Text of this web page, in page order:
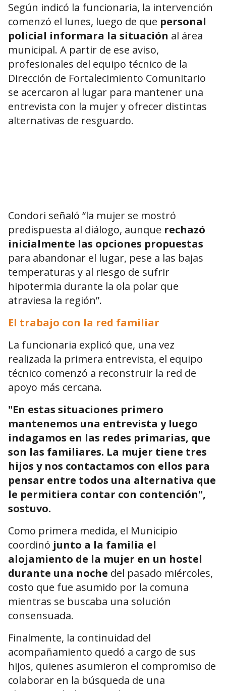
Según indicó la funcionaria, la intervención
comenzó el lunes, luego de que personal
policial informara la situación al área
municipal. A partir de ese aviso,
profesionales del equipo técnico de la
Dirección de Fortalecimiento Comunitario
se acercaron al lugar para mantener una
entrevista con la mujer y ofrecer distintas
alternativas de resguardo.
Condori señaló “la mujer se mostró
predispuesta al diálogo, aunque rechazó
inicialmente las opciones propuestas
para abandonar el lugar, pese a las bajas
temperaturas y al riesgo de sufrir
hipotermia durante la ola polar que
atraviesa la región”.
El trabajo con la red familiar
La funcionaria explicó que, una vez
realizada la primera entrevista, el equipo
técnico comenzó a reconstruir la red de
apoyo más cercana.
"En estas situaciones primero
mantenemos una entrevista y luego
indagamos en las redes primarias, que
son las familiares. La mujer tiene tres
hijos y nos contactamos con ellos para
pensar entre todos una alternativa que
le permitiera contar con contención",
sostuvo.
Como primera medida, el Municipio
coordinó junto a la familia el
alojamiento de la mujer en un hostel
durante una noche del pasado miércoles,
costo que fue asumido por la comuna
mientras se buscaba una solución
consensuada.
Finalmente, la continuidad del
acompañamiento quedó a cargo de sus
hijos, quienes asumieron el compromiso de
colaborar en la búsqueda de una